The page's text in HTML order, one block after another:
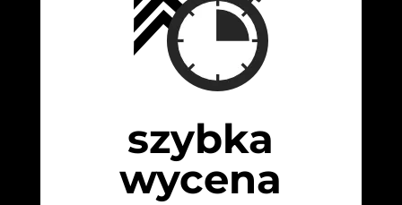
szybka
wycena